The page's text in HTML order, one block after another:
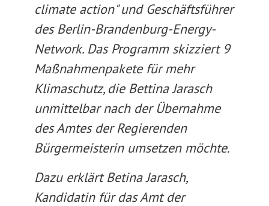
climate action" und Geschäftsführer
des Berlin-Brandenburg-Energy-
Network. Das Programm skizziert 9
Maßnahmenpakete für mehr
Klimaschutz, die Bettina Jarasch
unmittelbar nach der Übernahme
des Amtes der Regierenden
Bürgermeisterin umsetzen möchte.
Dazu erklärt Betina Jarasch,
Kandidatin für das Amt der